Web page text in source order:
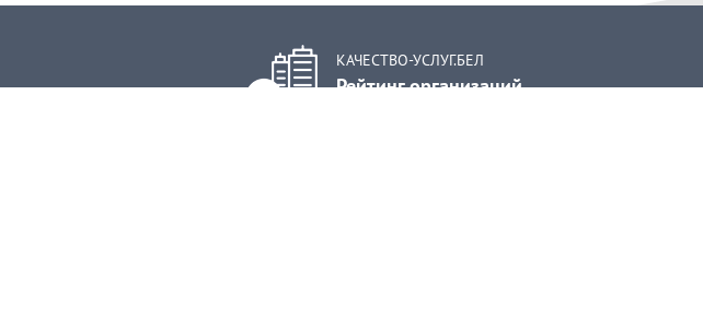
КАЧЕСТВО-УСЛУГ.БЕЛ
Рейтинг организаций